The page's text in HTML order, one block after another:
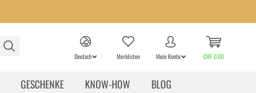
Deutsch Merklisten Mein Konto CHF 0.00
GESCHENKE KNOW-HOW BLOG